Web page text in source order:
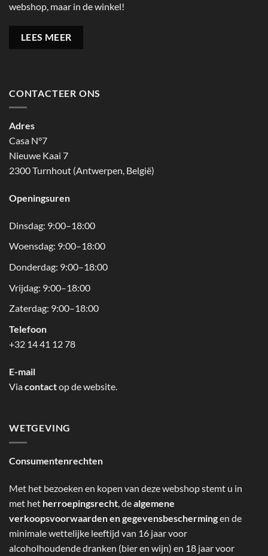
webshop, maar in de winkel!
LEES MEER
CONTACTEER ONS
Adres
Casa N°7
Nieuwe Kaai 7
2300 Turnhout (Antwerpen, België)
Openingsuren
Dinsdag: 9:00–18:00
Woensdag: 9:00–18:00
Donderdag: 9:00–18:00
Vrijdag: 9:00–18:00
Zaterdag: 9:00–18:00
Telefoon
+32 14 41 12 78
E-mail
Viacontactop de website.
WETGEVING
Consumentenrechten
Met het bezoeken en kopen van deze webshop stemt u in
met het herroepingsrecht , dealgemene
verkoopsvoorwaarden en gegevensbeschermingen de
minimale wettelijke leeftijd van 16 jaar voor
alcoholhoudende dranken (bier en wijn) en 18 jaar voor